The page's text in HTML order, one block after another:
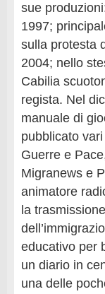
sue
1997;
sulla protesta
2004; nello
Cabilia
regista. Nel
manuale di
pubblicato
Guerre e
Migranews e
animatore
la
educativo per
un diario in
una delle